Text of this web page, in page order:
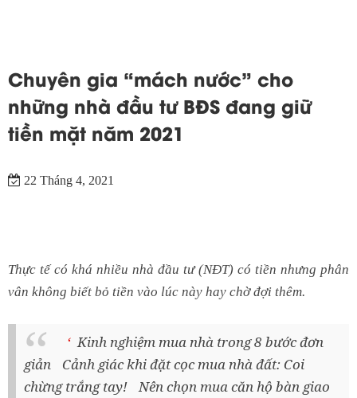
Chuyên gia “mách nước” cho
những nhà đầu tư BĐS đang giữ
tiền mặt năm 2021
22 Tháng 4, 2021
Thực tế có khá nhiều nhà đầu tư (NĐT) có tiền nhưng phân
vân không biết bỏ tiền vào lúc này hay chờ đợi thêm.
Kinh nghiệm mua nhà trong 8 bước đơn
giản
Cảnh giác khi đặt cọc mua nhà đất: Coi
chừng trắng tay!
Nên chọn mua căn hộ bàn giao